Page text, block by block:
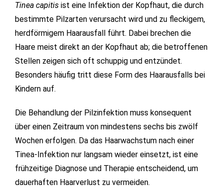
Tinea capitis ist eine Infektion der Kopfhaut, die durch
bestimmte Pilzarten verursacht wird und zu fleckigem,
herdförmigem Haarausfall führt. Dabei brechen die
Haare meist direkt an der Kopfhaut ab; die betroffenen
Stellen zeigen sich oft schuppig und entzündet.
Besonders häufig tritt diese Form des Haarausfalls bei
Kindern auf.
Die Behandlung der Pilzinfektion muss konsequent
über einen Zeitraum von mindestens sechs bis zwölf
Wochen erfolgen. Da das Haarwachstum nach einer
Tinea-Infektion nur langsam wieder einsetzt, ist eine
frühzeitige Diagnose und Therapie entscheidend, um
dauerhaften Haarverlust zu vermeiden.